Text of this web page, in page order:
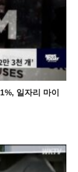
일자리 마이